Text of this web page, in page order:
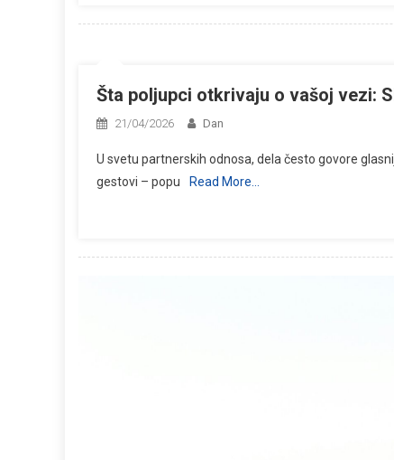
Šta poljupci otkrivaju o vašoj vezi:
21/04/2026 Dan
U svetu partnerskih odnosa, dela često govore
gestovi – popu
Read More…